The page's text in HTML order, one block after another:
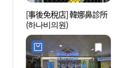
[事後免稅店] 韓娜鼻診所
(하나비의원)